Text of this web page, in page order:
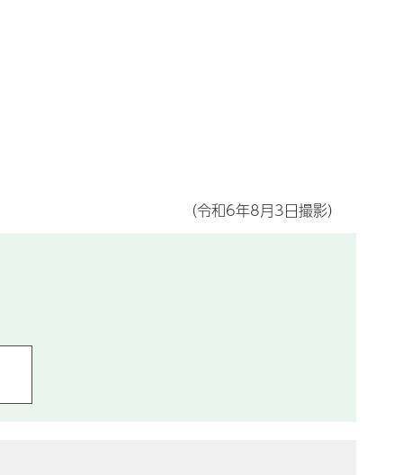
（令和6年8月3日撮影）